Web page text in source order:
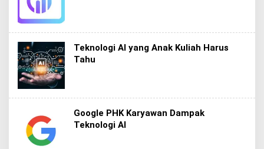
Teknologi AI yang Anak Kuliah Harus
Tahu
Google PHK Karyawan Dampak
Teknologi AI